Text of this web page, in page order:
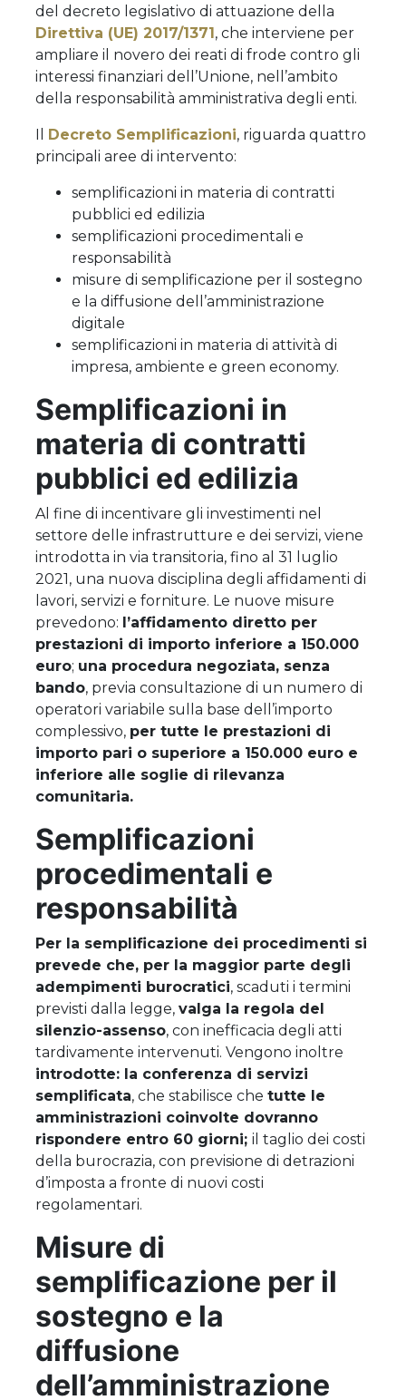
del decreto legislativo di attuazione della
Direttiva (UE) 2017/1371 , che interviene per
ampliare il novero dei reati di frode contro gli
interessi finanziari dell’Unione, nell’ambito
della responsabilità amministrativa degli enti.
Decreto Semplificazioni, riguarda quattro
principali aree di intervento:
semplificazioni in materia di contratti
pubblici ed edilizia
semplificazioni procedimentali e
responsabilità
misure di semplificazione per il sostegno
e la diffusione dell’amministrazione
digitale
semplificazioni in materia di attività di
impresa, ambiente e green economy.
Semplificazioni in
materia di contratti
pubblici ed edilizia
Al fine di incentivare gli investimenti nel
settore delle infrastrutture e dei servizi, viene
introdotta in via transitoria, fino al 31 luglio
2021, una nuova disciplina degli affidamenti di
lavori, servizi e forniture. Le nuove misure
prevedono: l’affidamento diretto per
prestazioni di importo inferiore a 150.000
euro; una procedura negoziata, senza
bando, previa consultazione di un numero di
operatori variabile sulla base dell’importo
complessivo, per tutte le prestazioni di
importo pari o superiore a 150.000 euro e
inferiore alle soglie di rilevanza
comunitaria.
Semplificazioni
procedimentali e
responsabilità
Per la semplificazione dei procedimenti si
prevede che, per la maggior parte degli
adempimenti burocratici, scaduti i termini
previsti dalla legge, valga la regola del
silenzio-assenso, con inefficacia degli atti
tardivamente intervenuti. Vengono inoltre
introdotte: la conferenza di servizi
semplificata, che stabilisce che tutte le
amministrazioni coinvolte dovranno
rispondere entro 60 giorni; il taglio dei costi
della burocrazia, con previsione di detrazioni
d’imposta a fronte di nuovi costi
regolamentari.
Misure di
semplificazione per il
sostegno e la
diffusione
dell’amministrazione